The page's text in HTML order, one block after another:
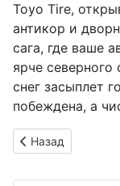
Toyo Tire,
антикор и
сага, где ваше
ярче
снег засыплет
побеждена, а
Предыдущий:
Назад